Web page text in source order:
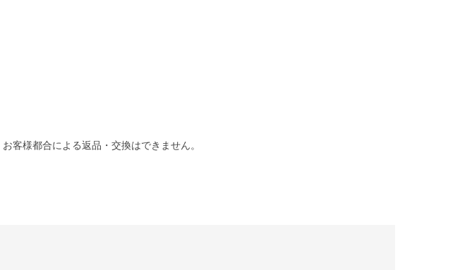
客様都合による返品・交換はできません。